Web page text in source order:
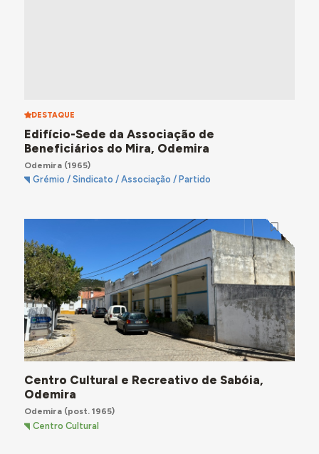
DESTAQUE
Edifício-Sede da Associação de
Beneficiários do Mira, Odemira
Odemira(1965)
Grémio / Sindicato / Associação / Partido
Centro Cultural e Recreativo de Sabóia,
Odemira
Odemira(post. 1965)
Centro Cultural